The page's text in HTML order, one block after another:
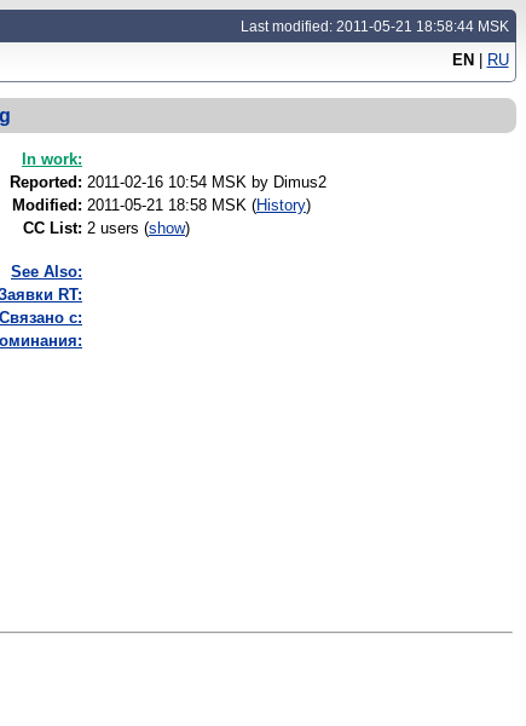
Last modified: 2011-05-21 18:58:44 MSK
EN | RU
In work:
Reported: 2011-02-16 10:54 MSK by Dimus2
Modified: 2011-05-21 18:58 MSK (History)
CC List: 2 users (show)
See Also:
RT:
Связано с: